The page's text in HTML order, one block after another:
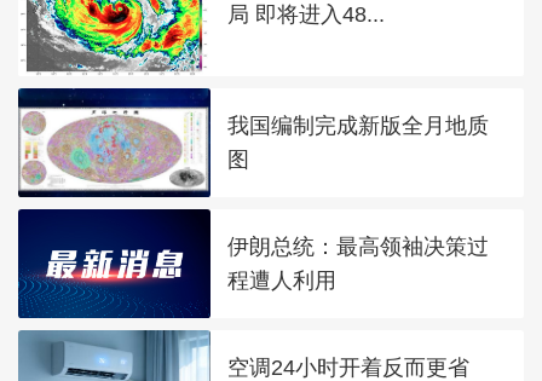
局 即将进入48...
我国编制完成新版全月地质
图
伊朗总统：最高领袖决策过
程遭人利用
空调24小时开着反而更省